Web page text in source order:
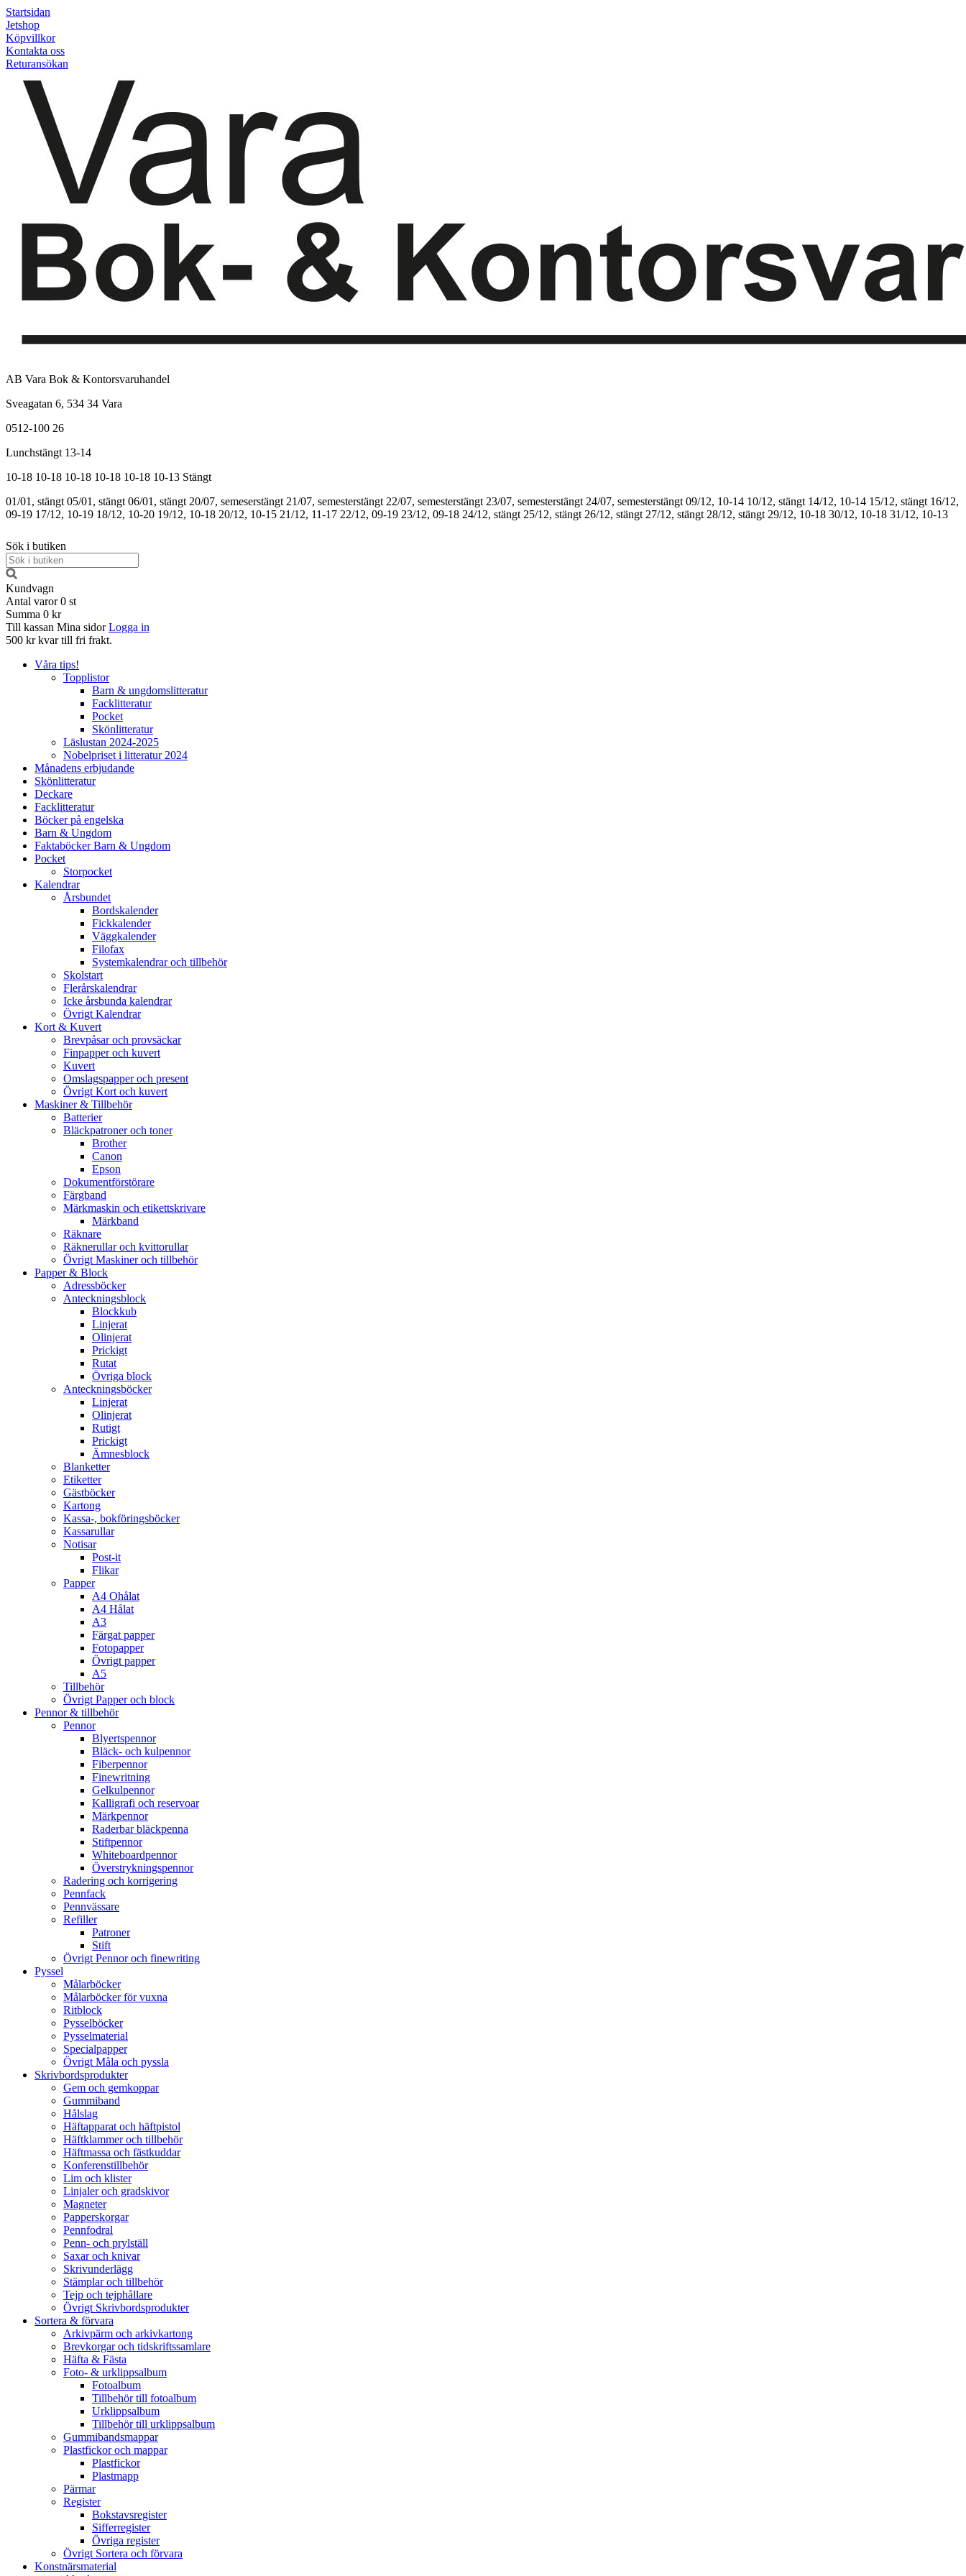
Startsidan
Jetshop
Köpvillkor
Kontakta oss
Returansökan
AB Vara Bok & Kontorsvaruhandel
Sveagatan 6, 534 34 Vara
0512-100 26
Lunchstängt 13-14
10-18 10-18 10-18 10-18 10-18 10-13 Stängt
01/01, stängt 05/01, stängt 06/01, stängt 20/07, semeserstängt 21/07, semesterstängt 22/07, semesterstängt 23/07, semesterstängt 24/07, semesterstängt 09/12, 10-14 10/12, stängt 14/12, 10-14 15/12, stängt 16/12,
09-19 17/12, 10-19 18/12, 10-20 19/12, 10-18 20/12, 10-15 21/12, 11-17 22/12, 09-19 23/12, 09-18 24/12, stängt 25/12, stängt 26/12, stängt 27/12, stängt 28/12, stängt 29/12, 10-18 30/12, 10-18 31/12, 10-13
Sök i butiken
Kundvagn
Antal varor 0 st
Summa 0 kr
Till kassan Mina sidor Logga in
500 kr kvar till fri frakt.
Våra tips!
Topplistor
Barn & ungdomslitteratur
Facklitteratur
Pocket
Skönlitteratur
Läslustan 2024-2025
Nobelpriset i litteratur 2024
Månadens erbjudande
Skönlitteratur
Deckare
Facklitteratur
Böcker på engelska
Barn & Ungdom
Faktaböcker Barn & Ungdom
Pocket
Storpocket
Kalendrar
Årsbundet
Bordskalender
Fickkalender
Väggkalender
Filofax
Systemkalendrar och tillbehör
Skolstart
Flerårskalendrar
Icke årsbunda kalendrar
Övrigt Kalendrar
Kort & Kuvert
Brevpåsar och provsäckar
Finpapper och kuvert
Kuvert
Omslagspapper och present
Övrigt Kort och kuvert
Maskiner & Tillbehör
Batterier
Bläckpatroner och toner
Brother
Canon
Epson
Dokumentförstörare
Färgband
Märkmaskin och etikettskrivare
Märkband
Räknare
Räknerullar och kvittorullar
Övrigt Maskiner och tillbehör
Papper & Block
Adressböcker
Anteckningsblock
Blockkub
Linjerat
Olinjerat
Prickigt
Rutat
Övriga block
Anteckningsböcker
Linjerat
Olinjerat
Rutigt
Prickigt
Ämnesblock
Blanketter
Etiketter
Gästböcker
Kartong
Kassa-, bokföringsböcker
Kassarullar
Notisar
Post-it
Flikar
Papper
A4 Ohålat
A4 Hålat
A3
Färgat papper
Fotopapper
Övrigt papper
A5
Tillbehör
Övrigt Papper och block
Pennor & tillbehör
Pennor
Blyertspennor
Bläck- och kulpennor
Fiberpennor
Finewritning
Gelkulpennor
Kalligrafi och reservoar
Märkpennor
Raderbar bläckpenna
Stiftpennor
Whiteboardpennor
Överstrykningspennor
Radering och korrigering
Pennfack
Pennvässare
Refiller
Patroner
Stift
Övrigt Pennor och finewriting
Pyssel
Målarböcker
Målarböcker för vuxna
Ritblock
Pysselböcker
Pysselmaterial
Specialpapper
Övrigt Måla och pyssla
Skrivbordsprodukter
Gem och gemkoppar
Gummiband
Hålslag
Häftapparat och häftpistol
Häftklammer och tillbehör
Häftmassa och fästkuddar
Konferenstillbehör
Lim och klister
Linjaler och gradskivor
Magneter
Papperskorgar
Pennfodral
Penn- och prylställ
Saxar och knivar
Skrivunderlägg
Stämplar och tillbehör
Tejp och tejphållare
Övrigt Skrivbordsprodukter
Sortera & förvara
Arkivpärm och arkivkartong
Brevkorgar och tidskriftssamlare
Häfta & Fästa
Foto- & urklippsalbum
Fotoalbum
Tillbehör till fotoalbum
Urklippsalbum
Tillbehör till urklippsalbum
Gummibandsmappar
Plastfickor och mappar
Plastfickor
Plastmapp
Pärmar
Register
Bokstavsregister
Sifferregister
Övriga register
Övrigt Sortera och förvara
Konstnärsmaterial